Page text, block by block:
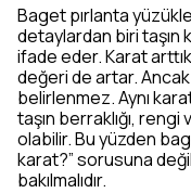
Baget pırlanta
detaylardan biri taşın
ifade eder. Karat
değeri de artar.
belirlenmez. Aynı
taşın berraklığı,
olabilir. Bu yüzden
karat?” sorusuna
bakılmalıdır.